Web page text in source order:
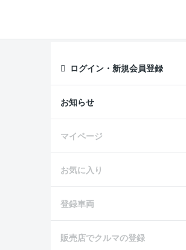
ログイン・新規会員登録
お知らせ
マイページ
お気に入り
登録車両
販売店でクルマの登録